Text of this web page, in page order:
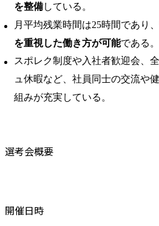
を整備している。 ​
月平均残業時間は25時間であり、
を重視した働き方が可能である。 ​
スポレク制度や入社者歓迎会、
ュ休暇など、社員同士の交流や
組みが充実している。
選考会概要
開催日時